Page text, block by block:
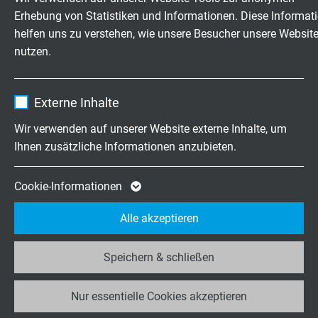
Laufzeit 1 Jahr
Erhebung von Statistiken und Informationen. Diese
helfen uns zu verstehen, wie unsere Besucher unsere Website
nutzen.
Laufzeit 2 Jahre
Zweck
Cookie von Google für Website-Analysen.
Erzeugt statistische Daten darüber, wie der
Besucher die Website nutzt.
_ga_JL6KH9WKZ9, Google Analytics
Google LLC
Externe Inhalte
Wir verwenden auf unserer Website externe Inhalte, um
Ihnen zusätzliche Informationen anzubieten.
Cookie-Informationen
Nur essentielle Cookies akzeptieren
Speichern & schließen
Alle akzeptieren
den technischen Anforderungen der jeweiligen
Anwendung. Je nach Einsatzgebiet können
unterschiedliche Elemente für die
Energieversorgung, Datenübertragung,
Signalübertragung oder Kommunikation innerhalb
einer gemeinsamen Hybridleitung kombiniert
werden.
Bei der Konstruktion kundenspezifischer
Hybridkabel können unter anderem